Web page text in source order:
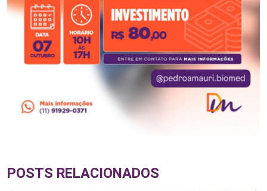
POSTS RELACIONADOS